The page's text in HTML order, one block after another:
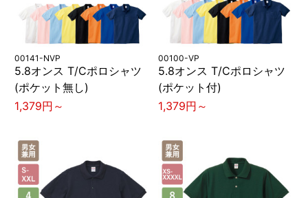
00141-NVP
5.8オンス T/Cポロシャツ
(ポケット無し)
1,379円～
00100-VP
5.8オンス T/Cポロシャツ
(ポケット付)
1,379円～